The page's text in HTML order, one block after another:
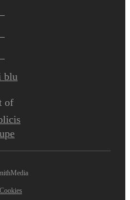
of
Cookies